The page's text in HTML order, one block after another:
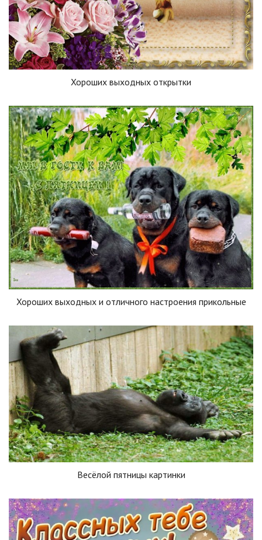
Хороших выходных открытки
Хороших выходных и отличного настроения прикольные
Весёлой пятницы картинки